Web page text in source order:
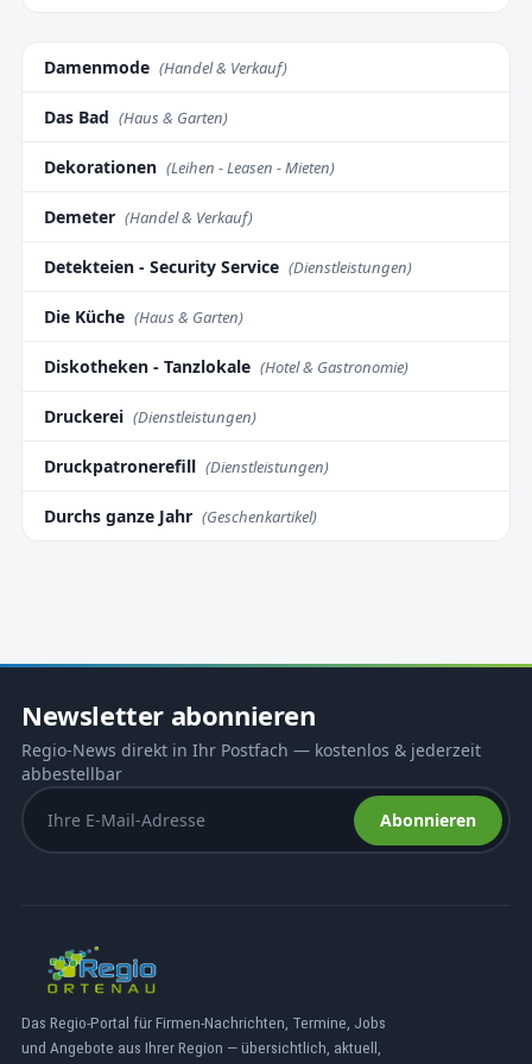
Damenmode (Handel & Verkauf)
Das Bad (Haus & Garten)
Dekorationen (Leihen - Leasen - Mieten)
Demeter (Handel & Verkauf)
Detekteien - Security Service (Dienstleistungen)
Die Küche (Haus & Garten)
Diskotheken - Tanzlokale (Hotel & Gastronomie)
Druckerei (Dienstleistungen)
Druckpatronerefill (Dienstleistungen)
Durchs ganze Jahr (Geschenkartikel)
Newsletter abonnieren
Regio-News direkt in Ihr Postfach — kostenlos & jederzeit
abbestellbar
Abonnieren
Das Regio-Portal für Firmen-Nachrichten, Termine, Jobs
und Angebote aus Ihrer Region — übersichtlich, aktuell,